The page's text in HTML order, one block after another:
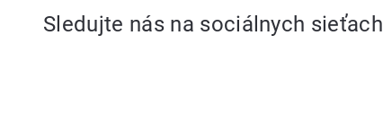
Sledujte nás na sociálnych sieťach